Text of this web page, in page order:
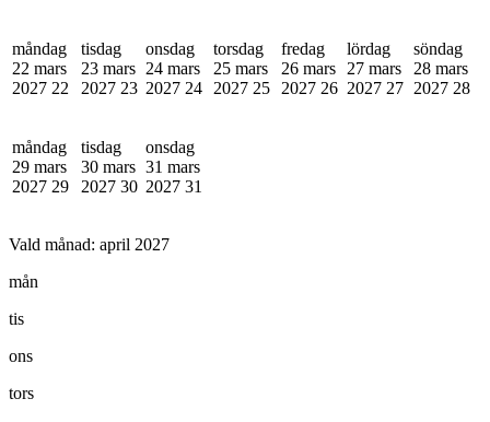
måndag
22 mars
2027 22
tisdag
23 mars
2027 23
onsdag
24 mars
2027 24
torsdag
25 mars
2027 25
fredag
26 mars
2027 26
lördag
27 mars
2027 27
söndag
28 mars
2027 28
måndag
29 mars
2027 29
tisdag
30 mars
2027 30
onsdag
31 mars
2027 31
Vald månad: april 2027
mån
tis
ons
tors